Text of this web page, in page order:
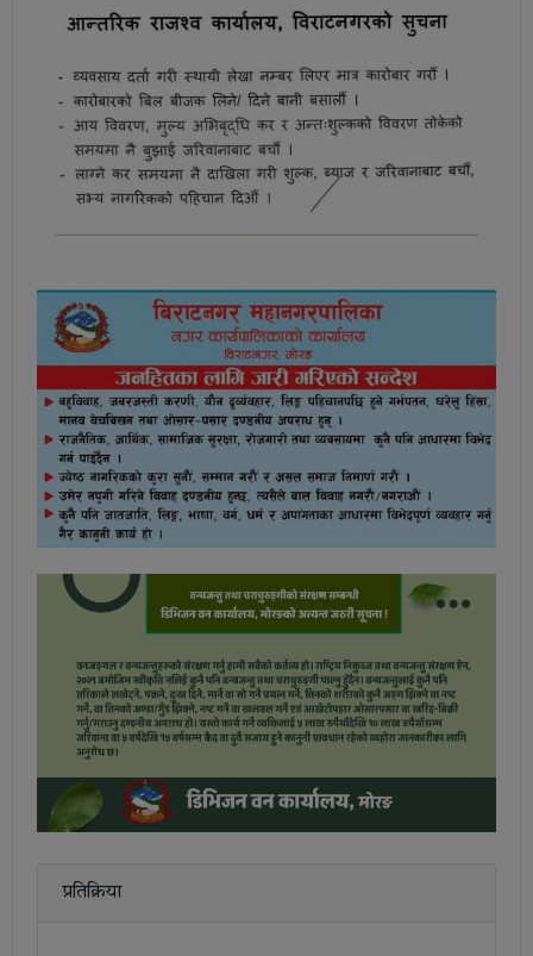
प्रतिक्रिया